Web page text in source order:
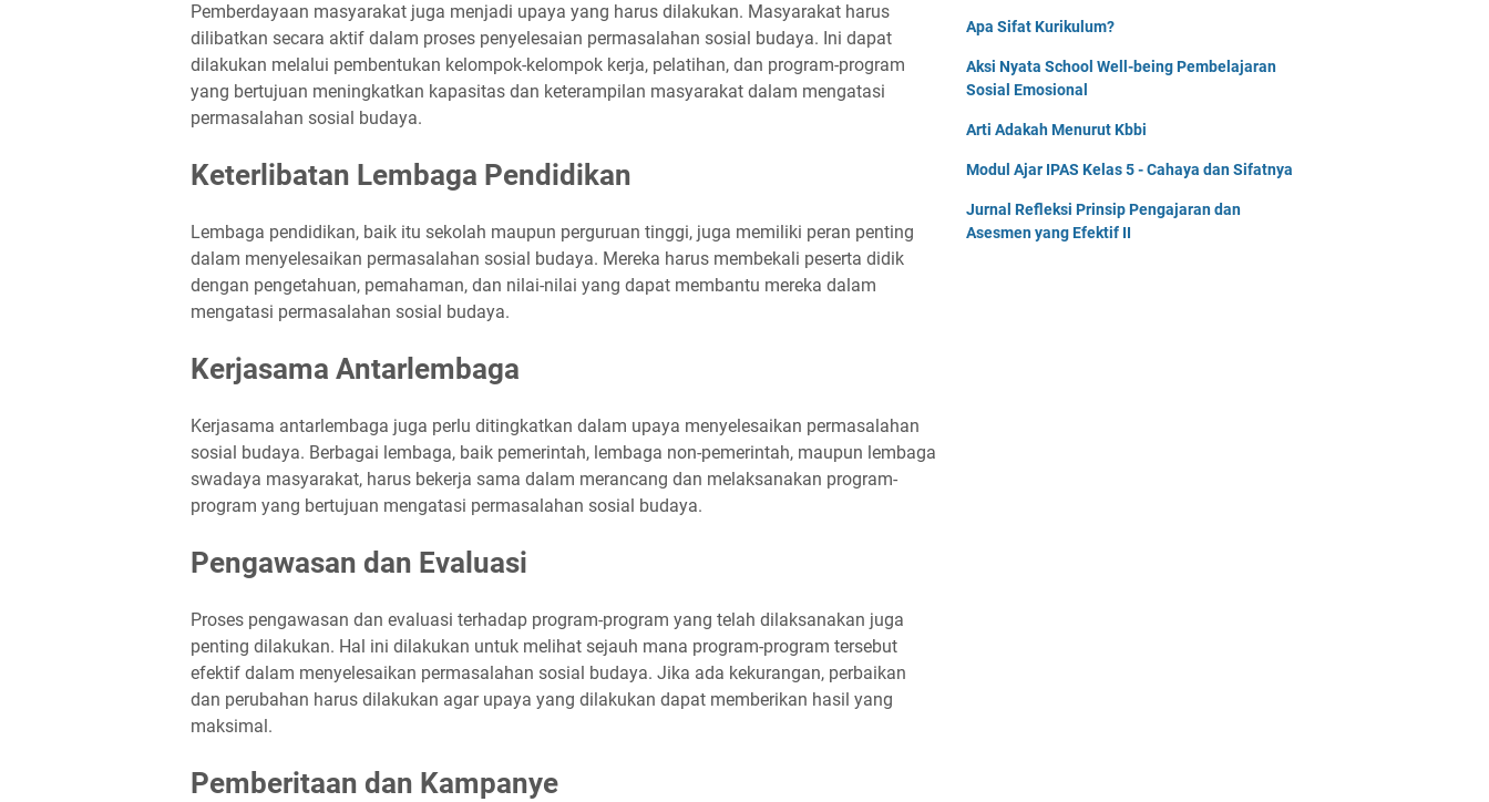
Pemberdayaan masyarakat juga menjadi upaya yang harus dilakukan. Masyarakat harus
dilibatkan secara aktif dalam proses penyelesaian permasalahan sosial budaya. Ini dapat
dilakukan melalui pembentukan kelompok-kelompok kerja, pelatihan, dan program-program
yang bertujuan meningkatkan kapasitas dan keterampilan masyarakat dalam mengatasi
permasalahan sosial budaya.
Keterlibatan Lembaga Pendidikan
Lembaga pendidikan, baik itu sekolah maupun perguruan tinggi, juga memiliki peran penting
dalam menyelesaikan permasalahan sosial budaya. Mereka harus membekali peserta didik
dengan pengetahuan, pemahaman, dan nilai-nilai yang dapat membantu mereka dalam
mengatasi permasalahan sosial budaya.
Kerjasama Antarlembaga
Kerjasama antarlembaga juga perlu ditingkatkan dalam upaya menyelesaikan permasalahan
sosial budaya. Berbagai lembaga, baik pemerintah, lembaga non-pemerintah, maupun lembaga
swadaya masyarakat, harus bekerja sama dalam merancang dan melaksanakan program-
program yang bertujuan mengatasi permasalahan sosial budaya.
Pengawasan dan Evaluasi
Proses pengawasan dan evaluasi terhadap program-program yang telah dilaksanakan juga
penting dilakukan. Hal ini dilakukan untuk melihat sejauh mana program-program tersebut
efektif dalam menyelesaikan permasalahan sosial budaya. Jika ada kekurangan, perbaikan
dan perubahan harus dilakukan agar upaya yang dilakukan dapat memberikan hasil yang
maksimal.
Pemberitaan dan Kampanye
Apa Sifat Kurikulum?
Aksi Nyata School Well-being Pembelajaran
Sosial Emosional
Arti Adakah Menurut Kbbi
Modul Ajar IPAS Kelas 5 - Cahaya dan Sifatnya
Jurnal Refleksi Prinsip Pengajaran dan
Asesmen yang Efektif II